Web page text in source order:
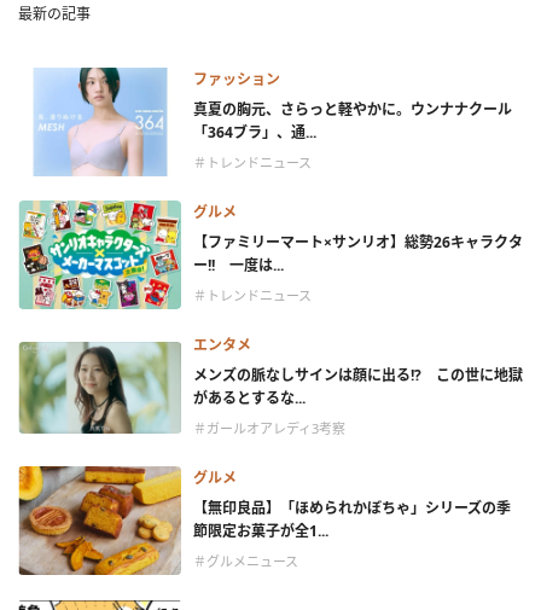
最新の記事
ファッション
真夏の胸元、さらっと軽やかに。ウンナナクール
「364ブラ」、通...
＃トレンドニュース
グルメ
【ファミリーマート×サンリオ】総勢26キャラクタ
ー!! 一度は...
＃トレンドニュース
エンタメ
メンズの脈なしサインは顔に出る!? この世に地獄
があるとするな...
＃ガールオアレディ3考察
グルメ
【無印良品】「ほめられかぼちゃ」シリーズの季
節限定お菓子が全1...
＃グルメニュース